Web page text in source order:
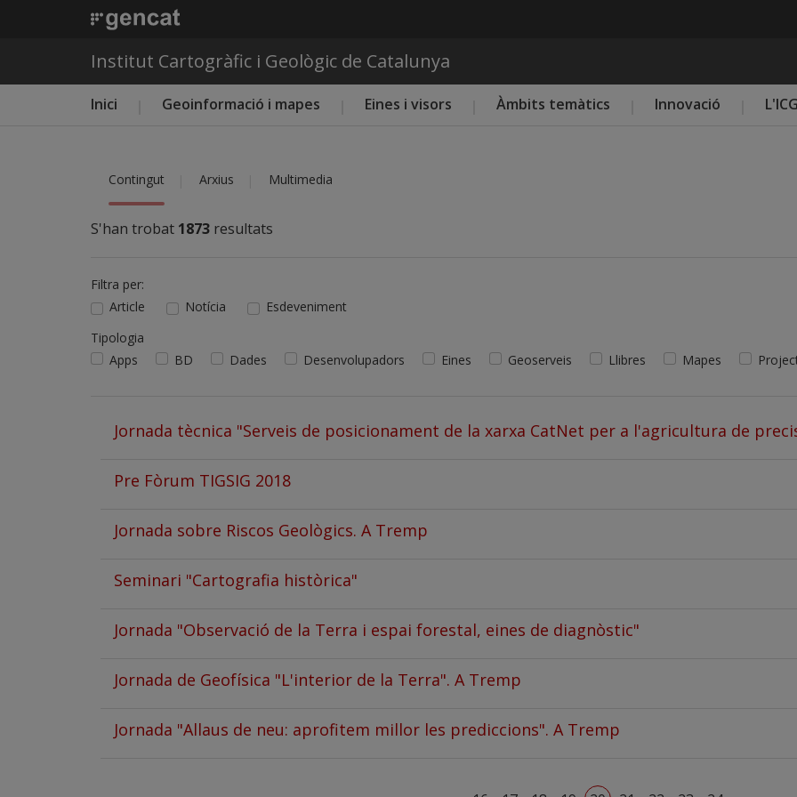
Institut Cartogràfic i Geològic de Catalunya
Menú principal ICGC
Inici Geoinformació i mapes Eines i visors Àmbits temàtics Innovació
Contingut Arxius Multimedia
S'han trobat 1873 resultats
Filtra per:
Article
Notícia
Esdeveniment
Tipologia
Apps
BD Dades Desenvolupadors Eines Geoserveis Llibres Mapes
Jornada tècnica "Serveis de posicionament de la xarxa CatNet per a l'agricultura de
Pre Fòrum TIGSIG 2018
Jornada sobre Riscos Geològics. A Tremp
Seminari "Cartografia històrica"
Jornada "Observació de la Terra i espai forestal, eines de diagnòstic"
Jornada de Geofísica "L'interior de la Terra". A Tremp
Jornada "Allaus de neu: aprofitem millor les prediccions". A Tremp